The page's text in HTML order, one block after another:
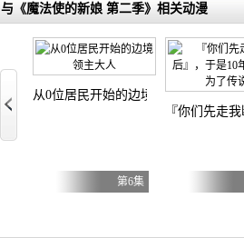
与《魔法使的新娘 第二季》相关动漫
从0位居民开始的边境领主大人
第6集
『你们先走